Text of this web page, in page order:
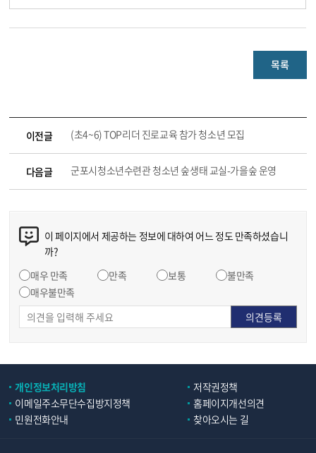
목록
이전글 (초4~6) TOP리더 진로교육 참가 청소년 모집
다음글 군포시청소년수련관 청소년 숲생태 교실-가을숲 운영
이 페이지에서 제공하는 정보에 대하여 어느 정도 만족하셨습니
까?
매우 만족
만족 보통
불만족
매우불만족
개인정보처리방침
저작권정책
이메일주소무단수집방지정책
홈페이지개선의견
민원전화안내
찾아오시는 길